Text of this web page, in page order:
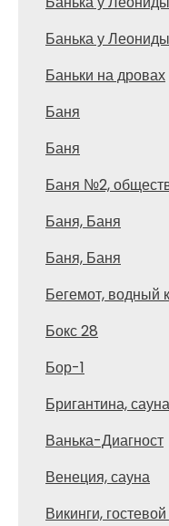
Банька у
Баньки на дровах
Баня
Баня
Баня №2,
Баня, Баня
Баня, Баня
Бегемот, водный
Бокс 28
Бор-1
Бригантина, сауна
Ванька-Диагност
Венеция, сауна
Викинги,